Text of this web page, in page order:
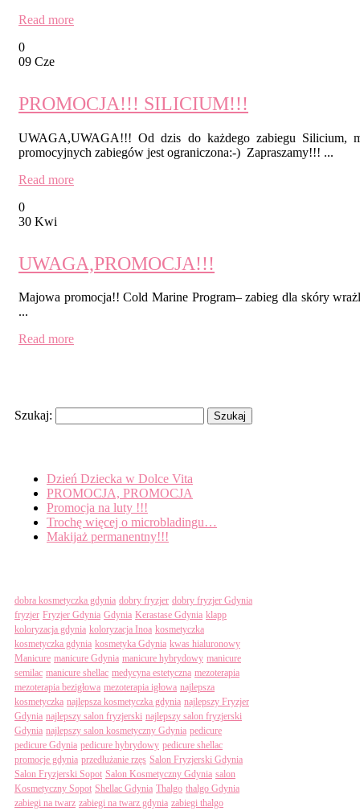
Read more
0
09 Cze
PROMOCJA!!! SILICIUM!!!
UWAGA,UWAGA!!! Od dzis do każdego zabiegu Silicium,
promocyjnych zabiegów jest ograniczona:-) Zapraszamy!!! ...
Read more
0
30 Kwi
UWAGA,PROMOCJA!!!
Majowa promocja!! Cold Marine Program– zabieg dla skóry
...
Read more
Szukaj:
Dzień Dziecka w Dolce Vita
PROMOCJA, PROMOCJA
Promocja na luty !!!
Trochę więcej o microbladingu…
Makijaż permanentny!!!
dobra kosmetyczka gdynia dobry fryzjer dobry fryzjer Gdynia
fryzjer Fryzjer Gdynia Gdynia Kerastase Gdynia klapp
koloryzacja gdynia koloryzacja Inoa kosmetyczka
kosmetyczka gdynia kosmetyka Gdynia kwas hialuronowy
Manicure manicure Gdynia manicure hybrydowy manicure
semilac manicure shellac medycyna estetyczna mezoterapia
mezoterapia bezigłowa mezoterapia igłowa najlepsza
kosmetyczka najlepsza kosmetyczka gdynia najlepszy Fryzjer
Gdynia najlepszy salon fryzjerski najlepszy salon fryzjerski
Gdynia najlepszy salon kosmetyczny Gdynia pedicure
pedicure Gdynia pedicure hybrydowy pedicure shellac
promocje gdynia przedłużanie rzęs Salon Fryzjerski Gdynia
Salon Fryzjerski Sopot Salon Kosmetyczny Gdynia salon
Kosmetyczny Sopot Shellac Gdynia Thalgo thalgo Gdynia
zabiegi na twarz zabiegi na twarz gdynia zabiegi thalgo